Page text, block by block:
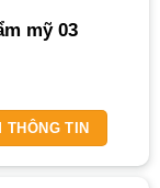
mỹ 03
THÔNG TIN